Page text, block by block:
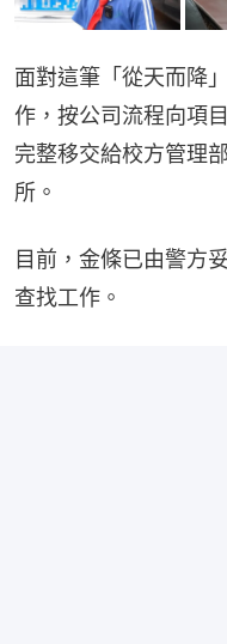
面對這筆「從天而降
作，按公司流程向項
完整移交給校方管理
所。
目前，金條已由警方
查找工作。